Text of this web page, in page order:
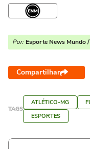
Por: Esporte News Mundo
Compartilhar
TAGS
ATLÉTICO-MG
ESPORTES